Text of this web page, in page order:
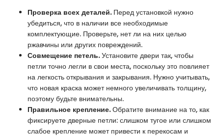
Проверка всех деталей.Перед установкой нужно
убедиться, что в наличии все необходимые
комплектующие. Проверьте, нет ли на них целью
ржавчины или других повреждений.
Совмещение петель.Установите двери так, чтобы
петли точно легли в свои места, поскольку это повлияет
на легкость открывания и закрывания. Нужно учитывать,
что новая краска может немного увеличивать толщину,
поэтому будьте внимательны.
Правильное крепление.Обратите внимание на то, как
фиксируете дверные петли: слишком тугое или слишком
слабое крепление может привести к перекосам и